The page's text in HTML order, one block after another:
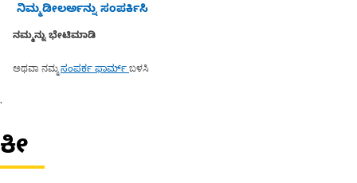
ನಿಮ್ಮಡೀಲರ್ಅನ್ನು ಸಂಪರ್ಕಿಸಿ
ನಮ್ಮನ್ನು ಭೇಟಿಮಾಡಿ
ಅಥವಾ ನಮ್ಮಸಂಪರ್ಕ ಫಾರ್ಮ್ಬಳಸಿ
.
ಕೀ